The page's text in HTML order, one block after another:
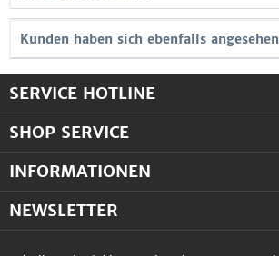
Kunden haben sich ebenfalls angesehen
SERVICE HOTLINE
SHOP SERVICE
INFORMATIONEN
NEWSLETTER